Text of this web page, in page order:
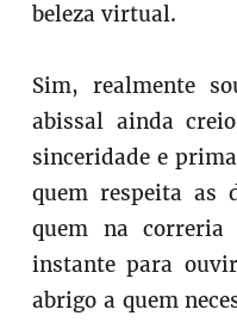
beleza virtual.
Sim, realmente
abissal ainda
sinceridade e
quem respeita as
quem na
instante para
abrigo a quem